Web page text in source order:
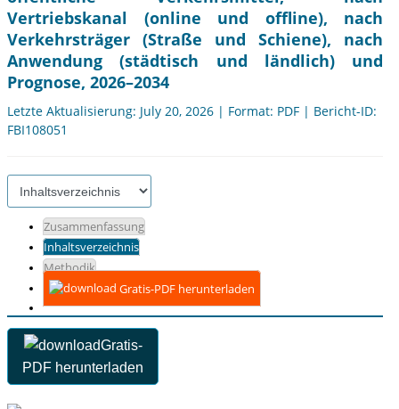
Vertriebskanal (online und offline), nach
Verkehrsträger (Straße und Schiene), nach
Anwendung (städtisch und ländlich) und
Prognose, 2026–2034
Letzte Aktualisierung: July 20, 2026 | Format: PDF | Bericht-ID:
FBI108051
Zusammenfassung
Inhaltsverzeichnis
Methodik
Gratis-PDF herunterladen
Gratis-
PDF herunterladen